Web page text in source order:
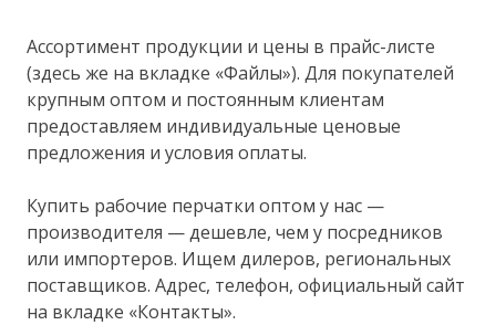
Ассортимент продукции и цены в прайс-листе
(здесь же на вкладке «Файлы»). Для покупателей
крупным оптом и постоянным клиентам
предоставляем индивидуальные ценовые
предложения и условия оплаты.
Купить рабочие перчатки оптом у нас —
производителя — дешевле, чем у посредников
или импортеров. Ищем дилеров, региональных
поставщиков. Адрес, телефон, официальный сайт
на вкладке «Контакты».